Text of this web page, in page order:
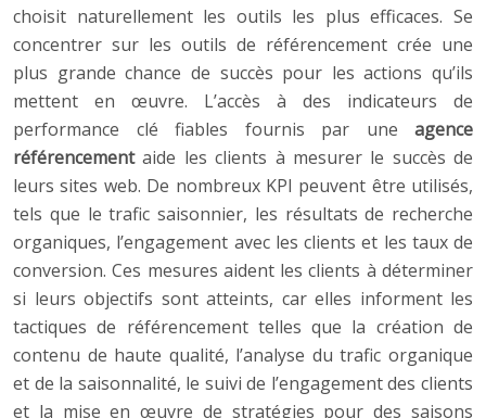
choisit naturellement les outils les plus efficaces. Se
concentrer sur les outils de référencement crée une
plus grande chance de succès pour les actions qu’ils
mettent en œuvre. L’accès à des indicateurs de
performance clé fiables fournis par une agence
référencementaide les clients à mesurer le succès de
leurs sites web. De nombreux KPI peuvent être utilisés,
tels que le trafic saisonnier, les résultats de recherche
organiques, l’engagement avec les clients et les taux de
conversion. Ces mesures aident les clients à déterminer
si leurs objectifs sont atteints, car elles informent les
tactiques de référencement telles que la création de
contenu de haute qualité, l’analyse du trafic organique
et de la saisonnalité, le suivi de l’engagement des clients
et la mise en œuvre de stratégies pour des saisons